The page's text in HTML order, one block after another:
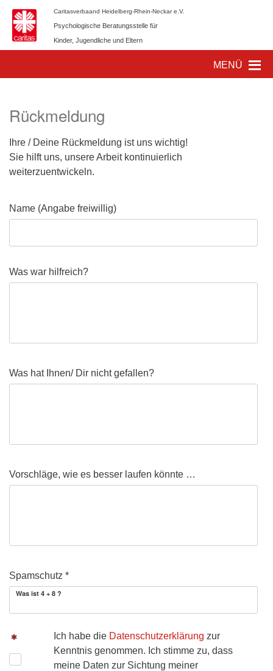
Caritasverbaand Heidelberg-Rhein-Neckar e.V.
Psychologische Beratungsstelle für
Kinder, Jugendliche und Eltern
Rückmeldung
Ihre / Deine Rückmeldung ist uns wichtig!
Sie hilft uns, unsere Arbeit kontinuierlich
weiterzuentwickeln.
Name (Angabe freiwillig)
Was war hilfreich?
Was hat Ihnen/ Dir nicht gefallen?
Vorschläge, wie es besser laufen könnte …
Spamschutz *
Was ist 4 + 8 ?
Ich habe die Datenschutzerklärung zur
Kenntnis genommen. Ich stimme zu, dass
meine Daten zur Sichtung meiner